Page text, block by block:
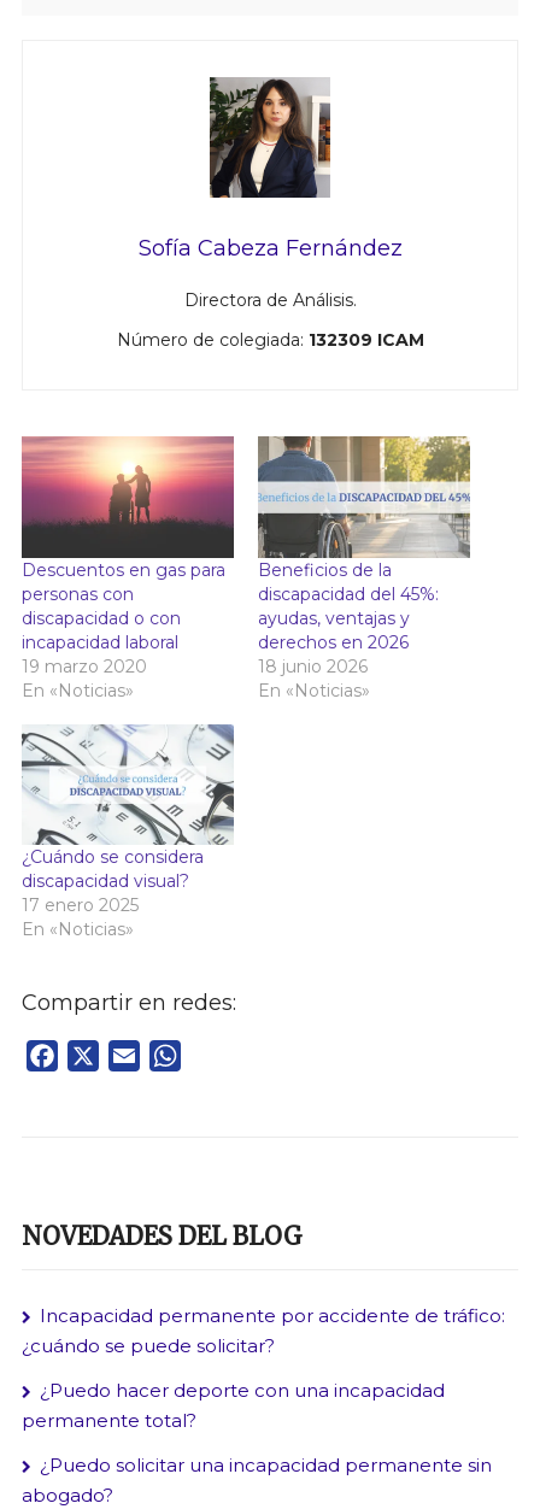
Sofía Cabeza Fernández
Directora de Análisis.
Número de colegiada: 132309 ICAM
Descuentos en gas para
personas con
discapacidad o con
incapacidad laboral
19 marzo 2020
En «Noticias»
Beneficios de la
discapacidad del 45%:
ayudas, ventajas y
derechos en 2026
18 junio 2026
En «Noticias»
¿Cuándo se considera
discapacidad visual?
17 enero 2025
En «Noticias»
Compartir en redes:
Facebook Email
NOVEDADES DEL BLOG
Incapacidad permanente por accidente de tráfico:
¿cuándo se puede solicitar?
¿Puedo hacer deporte con una incapacidad
permanente total?
¿Puedo solicitar una incapacidad permanente sin
abogado?